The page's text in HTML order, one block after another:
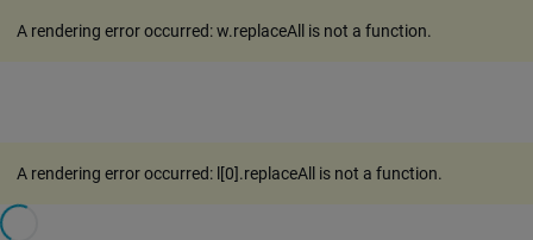
A rendering error occurred:w.replaceAll is not a function.
A rendering error occurred: l[0].replaceAll is not a function.